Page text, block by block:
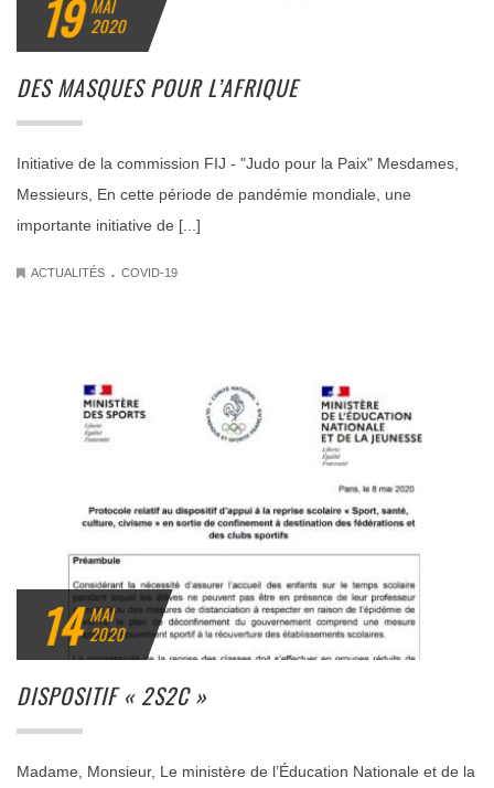
19 MAI
2020
DES MASQUES POUR L’AFRIQUE
Initiative de la commission FIJ - "Judo pour la Paix" Mesdames,
Messieurs, En cette période de pandémie mondiale, une
importante initiative de [...]
ACTUALITÉS . COVID-19
14 MAI
2020
DISPOSITIF « 2S2C »
Madame, Monsieur, Le ministère de l’Éducation Nationale et de la